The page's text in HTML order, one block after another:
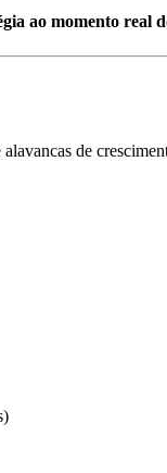
ao momento real
de